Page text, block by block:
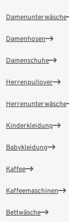
Damenunterwäsche
Damenhosen
Damenschuhe
Herrenpullover
Herrenunterwäsche
Kinderkleidung
Babykleidung
Kaffee
Kaffeemaschinen
Bettwäsche